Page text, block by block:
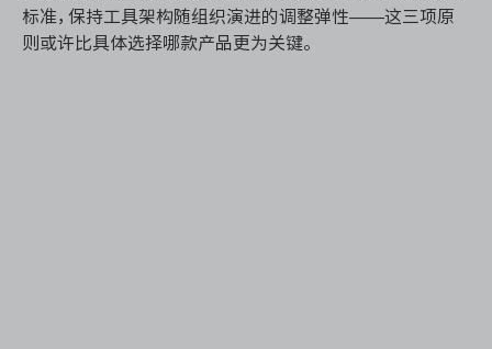
标准，保持工具架构随组织演进的调整弹性——这三项原
则或许比具体选择哪款产品更为关键。